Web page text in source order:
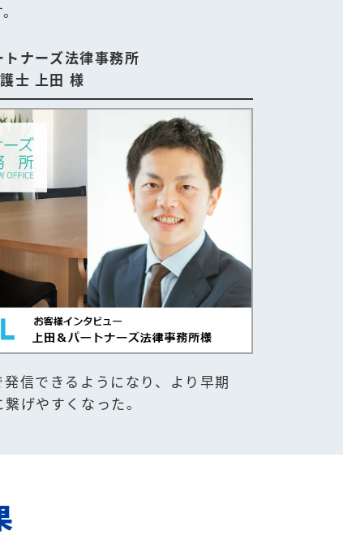
ナーズ法律事務所
士 上田 様
信できるようになり、より早期
げやすくなった。